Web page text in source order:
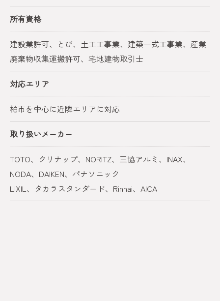
所有資格
建設業許可、とび、土工工事業、建築一式工事業、産業
廃棄物収集運搬許可、宅地建物取引士
対応エリア
柏市を中心に近隣エリアに対応
取り扱いメーカー
TOTO、クリナップ、NORITZ、三協アルミ、INAX、
NODA、DAIKEN、パナソニック
LIXIL、タカラスタンダード、Rinnai、AICA